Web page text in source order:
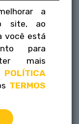
a
site, ao
você está
para
mais
POLÍTICA
TERMOS